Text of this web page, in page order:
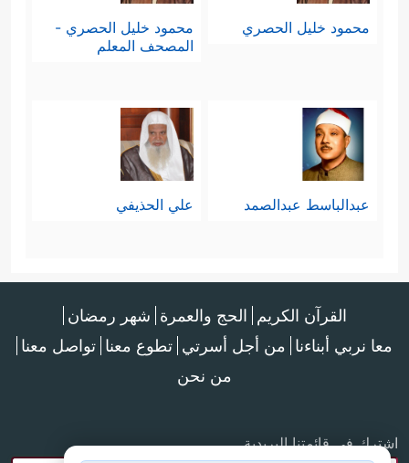
محمود خليل الحصري
محمود خليل الحصري -
المصحف المعلم
عبدالباسط عبدالصمد علي الحذيفي
القرآن الكريم الحج والعمرة شهر رمضان
معا نربي أبناءنا من أجل أسرتي تطوع معنا تواصل معنا
من نحن
اشترك في قائمتنا البريدية